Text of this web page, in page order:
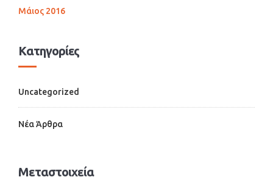
Μάιος 2016
Kατηγορίες
Uncategorized
Νέα Άρθρα
Μεταστοιχεία